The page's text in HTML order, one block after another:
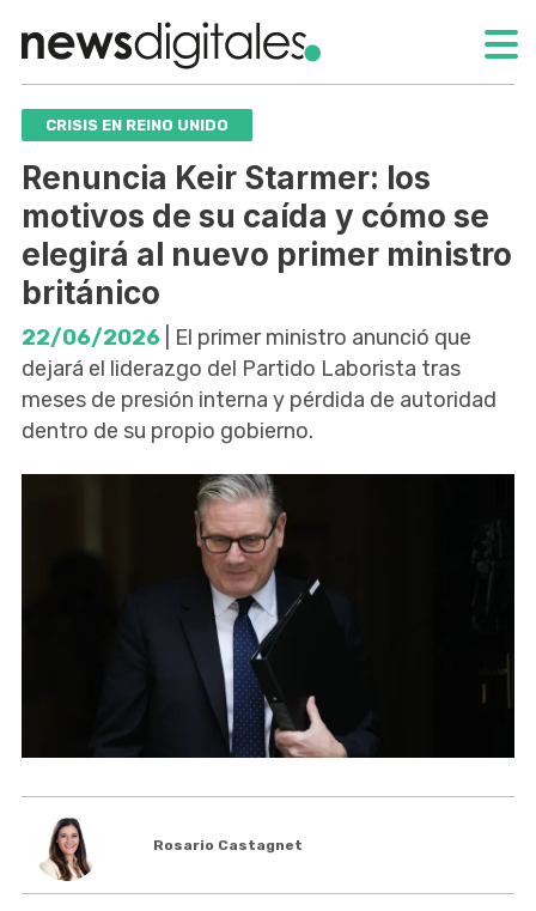
CRISIS EN REINO UNIDO
Renuncia Keir Starmer: los
motivos de su caída y cómo se
elegirá al nuevo primer ministro
británico
22/06/2026 | El primer ministro anunció que
dejará el liderazgo del Partido Laborista tras
meses de presión interna y pérdida de autoridad
dentro de su propio gobierno.
Rosario Castagnet